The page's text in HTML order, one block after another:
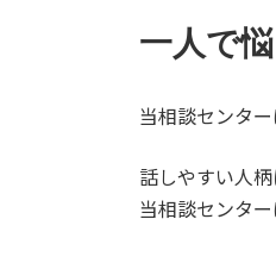
一人で
当相談センタ
話しやすい人
当相談センタ